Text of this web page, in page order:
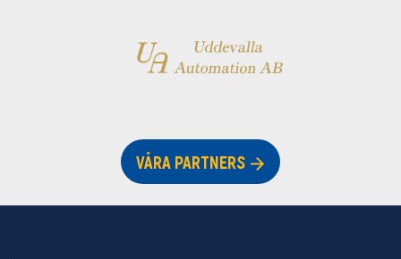
VÅRA PARTNERS